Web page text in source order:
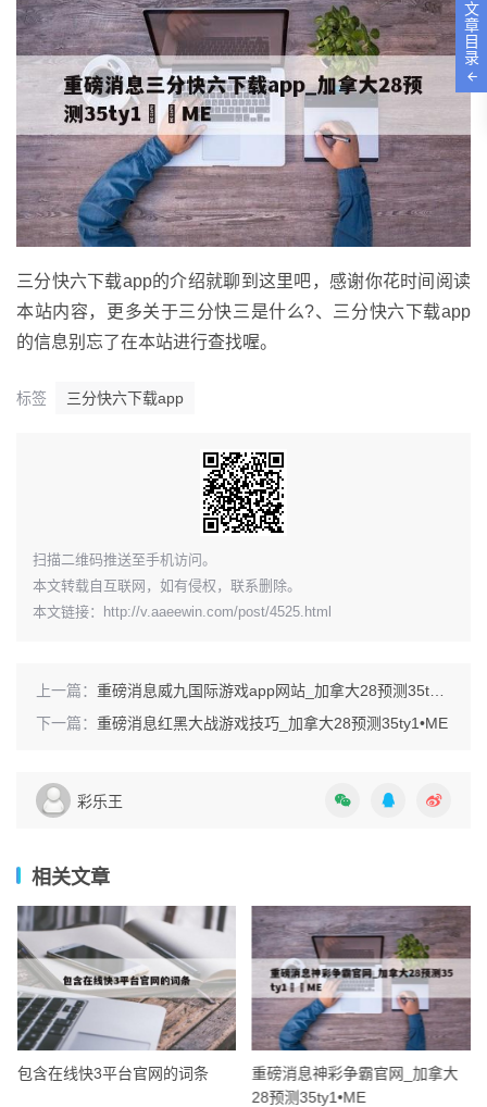
三分快六下载app的介绍就聊到这里吧，感谢你花时间阅读
本站内容，更多关于三分快三是什么?、三分快六下载app
的信息别忘了在本站进行查找喔。
标签 三分快六下载app
​扫描二维码推送至手机访问。
本文转载自互联网，如有侵权，联系删除。
本文链接： http://v.aaeewin.com/post/4525.html
上一篇： 重磅消息威九国际游戏app网站_加拿大28预测35ty1 •ME
下一篇： 重磅消息红黑大战游戏技巧_加拿大28预测35ty1 •ME
彩乐王
相关文章
包含在线快3平台官网的词条
重磅消息神彩争霸官网_加拿大
28预测35ty1 •ME
文
章
目
录